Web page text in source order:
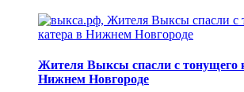
Жителя Выксы спасли с тонущего
Нижнем Новгороде